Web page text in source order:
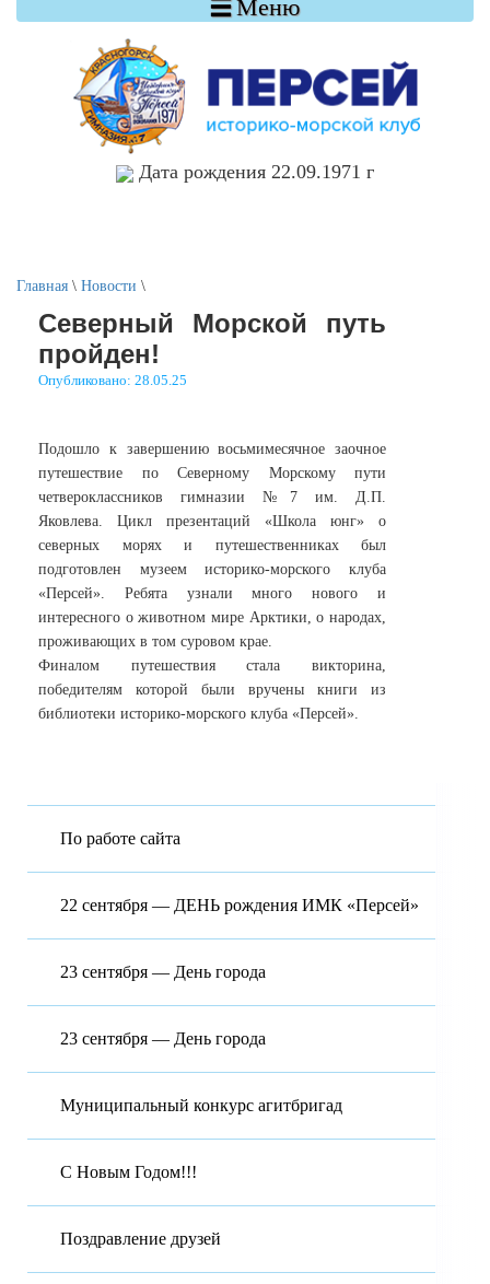
Дата рождения 22.09.1971 г
Меню
Главная \ Новости \
Северный Морской путь
пройден!
Опубликовано: 28.05.25
Подошло к завершению восьмимесячное заочное
путешествие по Северному Морскому пути
четвероклассников гимназии №7 им. Д.П.
Яковлева. Цикл презентаций «Школа юнг» о
северных морях и путешественниках был
подготовлен музеем историко-морского клуба
«Персей». Ребята узнали много нового и
интересного о животном мире Арктики, о народах,
проживающих в том суровом крае.
Финалом путешествия стала викторина,
победителям которой были вручены книги из
библиотеки историко-морского клуба «Персей».
По работе сайта
22 сентября — ДЕНЬ рождения ИМК «Персей»
23 сентября — День города
23 сентября — День города
Муниципальный конкурс агитбригад
С Новым Годом!!!
Поздравление друзей